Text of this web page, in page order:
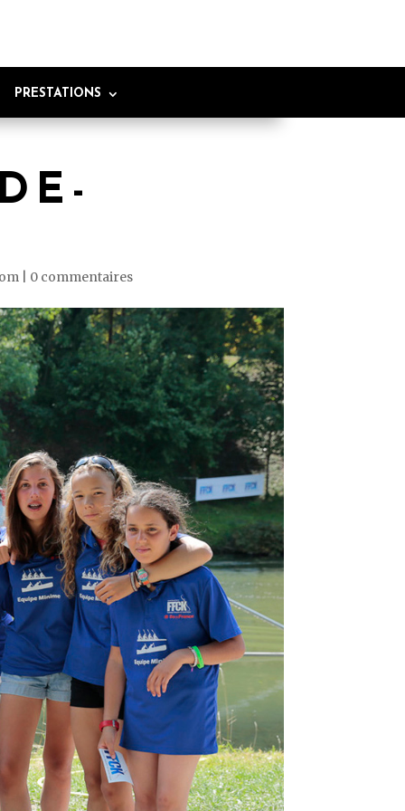
PRESTATIONS
0 commentaires